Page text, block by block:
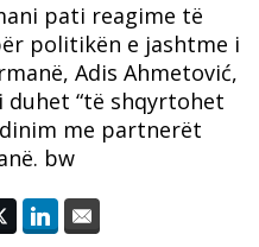
pati reagime të
politikën e jashtme i
Adis Ahmetović,
“të shqyrtohet
me partnerët
bw